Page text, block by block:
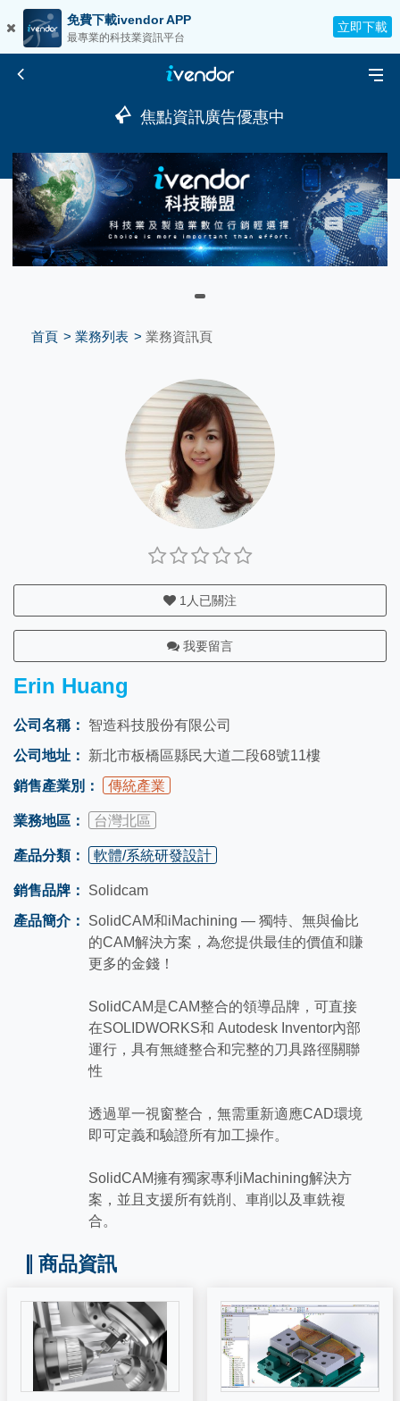
免費下載ivendor APP
最專業的科技業資訊平台
立即下載
焦點資訊廣告優惠中
首頁 業務列表 業務資訊頁
1 人已關注
我要留言
Erin Huang
公司名稱：
智造科技股份有限公司
公司地址：
新北市板橋區縣民大道二段68號11樓
銷售產業別：
傳統產業
業務地區： 台灣北區
產品分類： 軟體/系統研發設計
銷售品牌：
Solidcam
產品簡介：
SolidCAM和iMachining — 獨特、無與倫比
的CAM解決方案，為您提供最佳的價值和賺
更多的金錢！
SolidCAM是CAM整合的領導品牌，可直接
在SOLIDWORKS和 Autodesk Inventor內部
運行，具有無縫整合和完整的刀具路徑關聯
性
透過單一視窗整合，無需重新適應CAD環境
即可定義和驗證所有加工操作。
SolidCAM擁有獨家專利iMachining解決方
案，並且支援所有銑削、車削以及車銑複
合。
商品資訊